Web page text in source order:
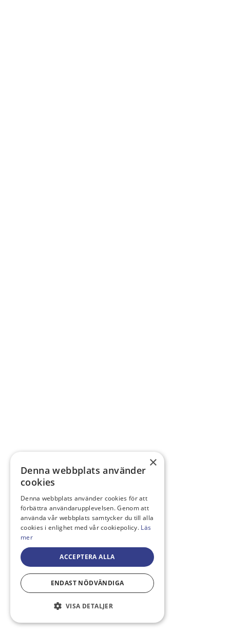
×
Denna webbplats använder
cookies
Denna webbplats använder cookies för att
förbättra användarupplevelsen. Genom att
använda vår webbplats samtycker du till alla
cookies i enlighet med vår cookiepolicy. Läs
mer
ACCEPTERA ALLA
ENDAST NÖDVÄNDIGA
VISA DETALJER